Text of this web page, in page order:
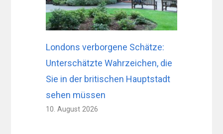
Londons verborgene Schätze:
Unterschätzte Wahrzeichen, die
Sie in der britischen Hauptstadt
sehen müssen
10. August 2026